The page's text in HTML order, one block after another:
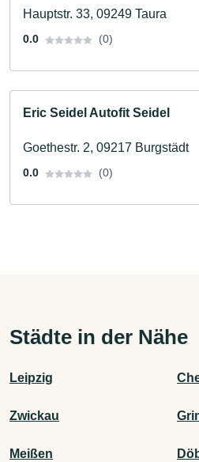
Hauptstr. 33, 09249 Taura
0.0 (0)
Eric Seidel Autofit Seidel
Goethestr. 2, 09217 Burgstädt
0.0 (0)
Städte in der Nähe
Leipzig
Zwickau
Meißen